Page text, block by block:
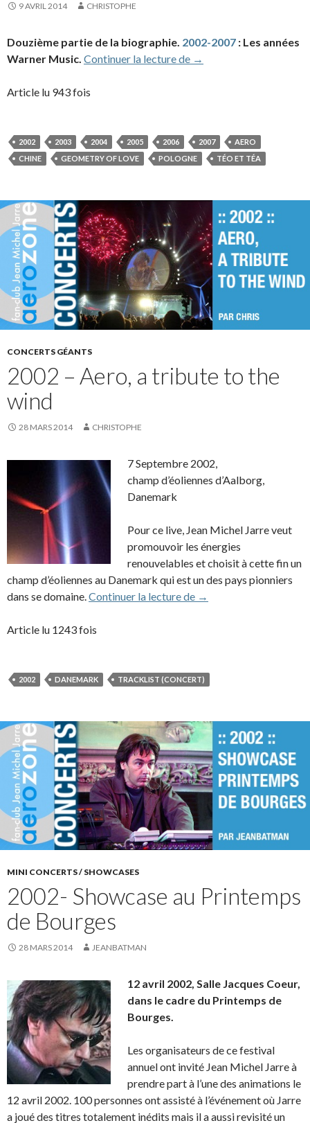
9 AVRIL 2014 CHRISTOPHE
Douzième partie de la biographie. 2002-2007 : Les années
Warner Music. Continuer la lecture de Biographie partie 12
→
Article lu 943 fois
2002 2003 2004 2005 2006 2007
AERO
CHINE
GEOMETRY OF LOVE POLOGNE TÉO ET TÉA
CONCERTS GÉANTS
2002 – Aero, a tribute to the
wind
28 MARS 2014 CHRISTOPHE
7 Septembre 2002,
champ d’éoliennes d’Aalborg,
Danemark
Pour ce live, Jean Michel Jarre veut
promouvoir les énergies
renouvelables et choisit à cette fin un
champ d’éoliennes au Danemark qui est un des pays pionniers
dans se domaine. Continuer la lecture de 2002 – Aero, a tribute
→
Article lu 1243 fois
2002 DANEMARK TRACKLIST (CONCERT)
MINI CONCERTS / SHOWCASES
2002- Showcase au Printemps
de Bourges
28 MARS 2014 JEANBATMAN
12 avril 2002, Salle Jacques Coeur,
dans le cadre du Printemps de
Bourges.
Les organisateurs de ce festival
annuel ont invité Jean Michel Jarre à
prendre part à l’une des animations le
12 avril 2002. 100 personnes ont assisté à l’événement où Jarre
a joué des titres totalement inédits mais il a aussi revisité un